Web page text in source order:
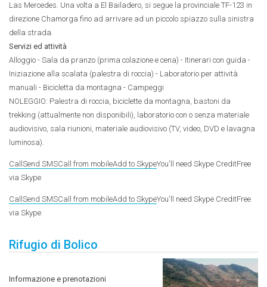
Las Mercedes. Una volta a El Bailadero, si segue la provinciale TF-123 in
direzione Chamorga fino ad arrivare ad un piccolo spiazzo sulla sinistra
della strada.
Servizi ed attività
Alloggio - Sala da pranzo (prima colazione e cena) - Itinerari con guida -
Iniziazione alla scalata (palestra di roccia) - Laboratorio per attività
manuali - Bicicletta da montagna - Campeggi
NOLEGGIO: Palestra di roccia, biciclette da montagna, bastoni da
trekking (attualmente non disponibili), laboratorio con o senza materiale
audiovisivo, sala riunioni, materiale audiovisivo (TV, video, DVD e lavagna
luminosa).
Call Send SMSCall from mobileAdd to SkypeYou'll need Skype CreditFree
via Skype
Call Send SMSCall from mobileAdd to SkypeYou'll need Skype CreditFree
via Skype
Rifugio di Bolico
Informazione e prenotazioni